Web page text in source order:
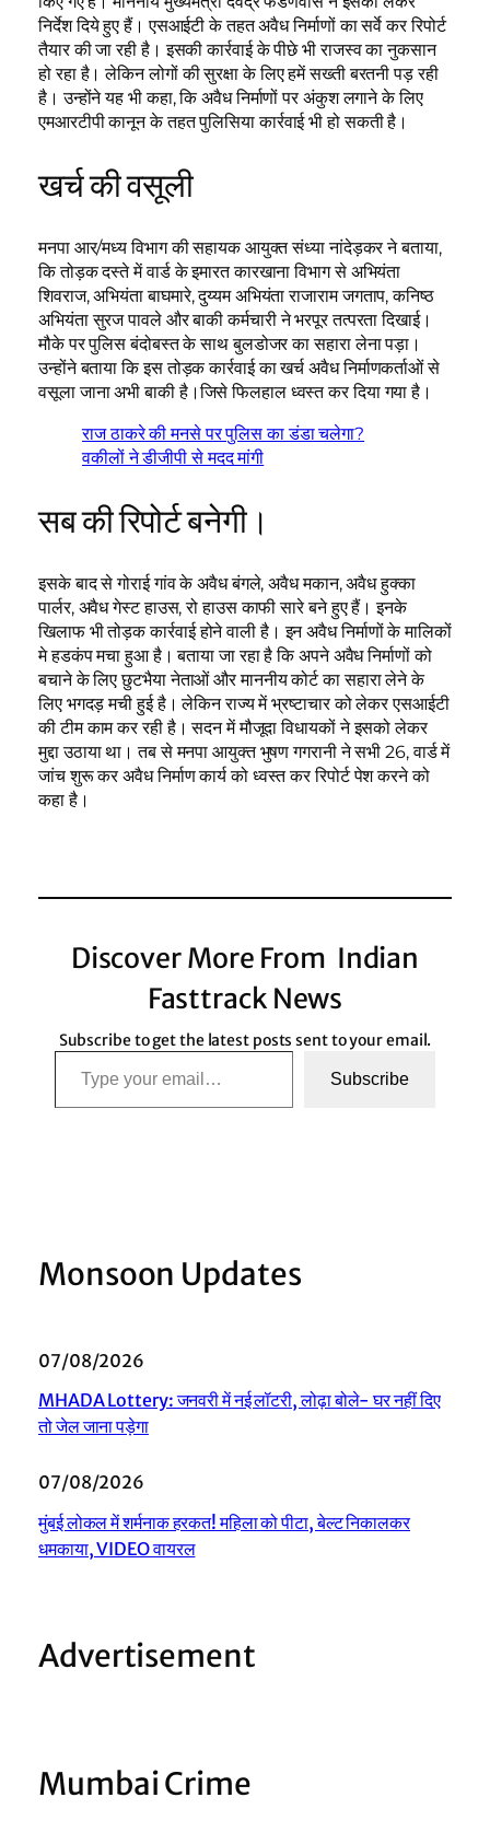
निर्देश दिये हुए हैं। एसआईटी के तहत अवैध निर्माणों का सर्वे कर रिपोर्ट
तैयार की जा रही है। इसकी कार्रवाई के पीछे भी राजस्व का नुकसान
हो रहा है। लेकिन लोगों की सुरक्षा के लिए हमें सख्ती बरतनी पड़ रही
है। उन्होंने यह भी कहा, कि अवैध निर्माणों पर अंकुश लगाने के लिए
एमआरटीपी कानून के तहत पुलिसिया कार्रवाई भी हो सकती है।
खर्च की वसूली
मनपा आर/मध्य विभाग की सहायक आयुक्त संध्या नांदेड़कर ने बताया,
कि तोड़क दस्ते में वार्ड के इमारत कारखाना विभाग से अभियंता
शिवराज, अभियंता बाघमारे, दुय्यम अभियंता राजाराम जगताप, कनिष्ठ
अभियंता सुरज पावले और बाकी कर्मचारी ने भरपूर तत्परता दिखाई।
मौके पर पुलिस बंदोबस्त के साथ बुलडोजर का सहारा लेना पड़ा।
उन्होंने बताया कि इस तोड़क कार्रवाई का खर्च अवैध निर्माणकर्ताओं से
वसूला जाना अभी बाकी है।जिसे फिलहाल ध्वस्त कर दिया गया है।
राज ठाकरे की मनसे पर पुलिस का डंडा चलेगा?
वकीलों ने डीजीपी से मदद मांगी
सब की रिपोर्ट बनेगी।
इसके बाद से गोराई गांव के अवैध बंगले, अवैध मकान, अवैध हुक्का
पार्लर, अवैध गेस्ट हाउस, रो हाउस काफी सारे बने हुए हैं। इनके
खिलाफ भी तोड़क कार्रवाई होने वाली है। इन अवैध निर्माणों के मालिकों
मे हडकंप मचा हुआ है। बताया जा रहा है कि अपने अवैध निर्माणों को
बचाने के लिए छुटभैया नेताओं और माननीय कोर्ट का सहारा लेने के
लिए भगदड़ मची हुई है। लेकिन राज्य में भ्रष्टाचार को लेकर एसआईटी
की टीम काम कर रही है। सदन में मौजूदा विधायकों ने इसको लेकर
मुद्दा उठाया था। तब से मनपा आयुक्त भुषण गगरानी ने सभी 26, वार्ड में
जांच शुरू कर अवैध निर्माण कार्य को ध्वस्त कर रिपोर्ट पेश करने को
कहा है।
Discover More From Indian
Fasttrack News
Subscribe to get the latest posts sent to your email.
Type your email…
Subscribe
Monsoon Updates
07/08/2026
MHADA Lottery: जनवरी में नई लॉटरी, लोढ़ा बोले- घर नहीं दिए
तो जेल जाना पड़ेगा
07/08/2026
मुंबई लोकल में शर्मनाक हरकत! महिला को पीटा, बेल्ट निकालकर
धमकाया, VIDEO वायरल
Advertisement
Mumbai Crime